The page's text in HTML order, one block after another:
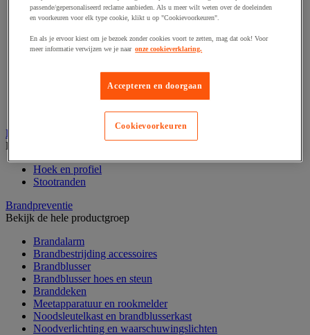
Afzetpaal met band
Afzetpaal met bord
Afzetpaal met ketting
Afzetpaal met koord
Beschermende rolbeugel
Modulaire afscherming
Muurhouder met riem
Bescherming en demper
Bekijk de hele productgroep
Hoek en profiel
Stootranden
Brandpreventie
Bekijk de hele productgroep
Brandalarm
Brandbestrijding accessoires
Brandblusser
Brandblusser hoes en steun
Branddeken
Meetapparatuur en rookmelder
Noodsleutelkast en brandblusserkast
Noodverlichting en waarschuwingslichten
passende/gepersonaliseerd reclame aanbieden. Als u meer wilt weten over de doeleinden
en voorkeuren voor elk type cookie, klikt u op "Cookievoorkeuren".
En als je ervoor kiest om je bezoek zonder cookies voort te zetten, mag dat ook! Voor
meer informatie verwijzen we je naar onze cookieverklaring.
Accepteren en doorgaan
Cookievoorkeuren